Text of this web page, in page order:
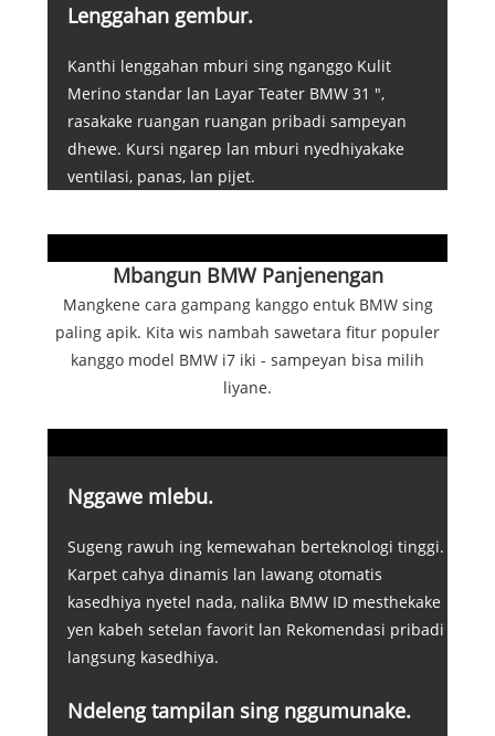
Lenggahan gembur.
Kanthi lenggahan mburi sing nganggo Kulit
Merino standar lan Layar Teater BMW 31 ",
rasakake ruangan ruangan pribadi sampeyan
dhewe. Kursi ngarep lan mburi nyedhiyakake
ventilasi, panas, lan pijet.
Mbangun BMW Panjenengan
Mangkene cara gampang kanggo entuk BMW sing
paling apik. Kita wis nambah sawetara fitur populer
kanggo model BMW i7 iki - sampeyan bisa milih
liyane.
Nggawe mlebu.
Sugeng rawuh ing kemewahan berteknologi tinggi.
Karpet cahya dinamis lan lawang otomatis
kasedhiya nyetel nada, nalika BMW ID mesthekake
yen kabeh setelan favorit lan Rekomendasi pribadi
langsung kasedhiya.
Ndeleng tampilan sing nggumunake.